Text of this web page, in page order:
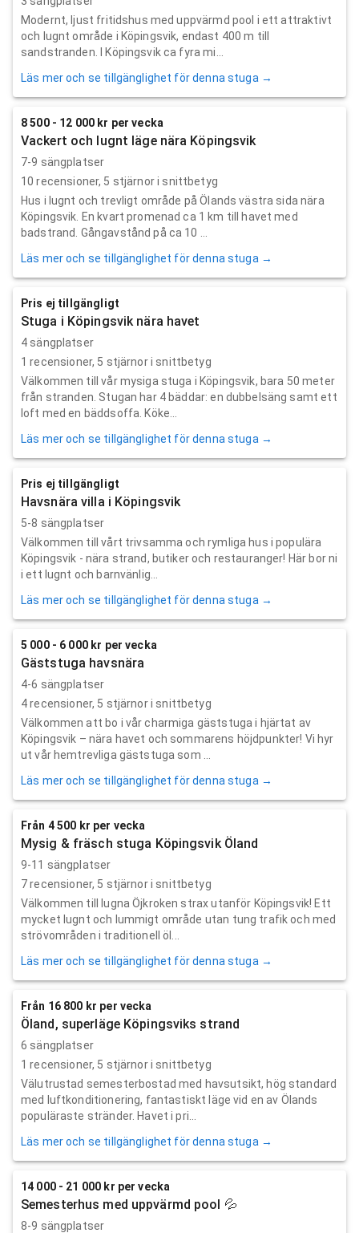
Modernt, ljust fritidshus med uppvärmd pool i ett attraktivt
och lugnt område i Köpingsvik, endast 400 m till
sandstranden. I Köpingsvik ca fyra mi...
Läs mer och se tillgänglighet för denna stuga →
8 500 - 12 000 kr per vecka
Vackert och lugnt läge nära Köpingsvik
7-9 sängplatser
10 recensioner, 5 stjärnor i snittbetyg
Hus i lugnt och trevligt område på Ölands västra sida nära
Köpingsvik. En kvart promenad ca 1 km till havet med
badstrand. Gångavstånd på ca 10 ...
Läs mer och se tillgänglighet för denna stuga →
Pris ej tillgängligt
Stuga i Köpingsvik nära havet
4 sängplatser
1 recensioner, 5 stjärnor i snittbetyg
Välkommen till vår mysiga stuga i Köpingsvik, bara 50 meter
från stranden. Stugan har 4 bäddar: en dubbelsäng samt ett
loft med en bäddsoffa. Köke...
Läs mer och se tillgänglighet för denna stuga →
Pris ej tillgängligt
Havsnära villa i Köpingsvik
5-8 sängplatser
Välkommen till vårt trivsamma och rymliga hus i populära
Köpingsvik - nära strand, butiker och restauranger! Här bor ni
i ett lugnt och barnvänlig...
Läs mer och se tillgänglighet för denna stuga →
5 000 - 6 000 kr per vecka
Gäststuga havsnära
4-6 sängplatser
4recensioner, 5 stjärnor i snittbetyg
Välkommen att bo i vår charmiga gäststuga i hjärtat av
Köpingsvik – nära havet och sommarens höjdpunkter! Vi hyr
ut vår hemtrevliga gäststuga som ...
Läs mer och se tillgänglighet för denna stuga →
Från 4 500 kr per vecka
Mysig & fräsch stuga Köpingsvik Öland
9-11 sängplatser
7recensioner, 5 stjärnor i snittbetyg
Välkommen till lugna Öjkroken strax utanför Köpingsvik! Ett
mycket lugnt och lummigt område utan tung trafik och med
strövområden i traditionell öl...
Läs mer och se tillgänglighet för denna stuga →
Från 16 800 kr per vecka
Öland, superläge Köpingsviks strand
6 sängplatser
1 recensioner, 5 stjärnor i snittbetyg
Välutrustad semesterbostad med havsutsikt, hög standard
med luftkonditionering, fantastiskt läge vid en av Ölands
populäraste stränder. Havet i pri...
Läs mer och se tillgänglighet för denna stuga →
14 000 - 21 000 kr per vecka
Semesterhus med uppvärmd pool 💦
8-9 sängplatser